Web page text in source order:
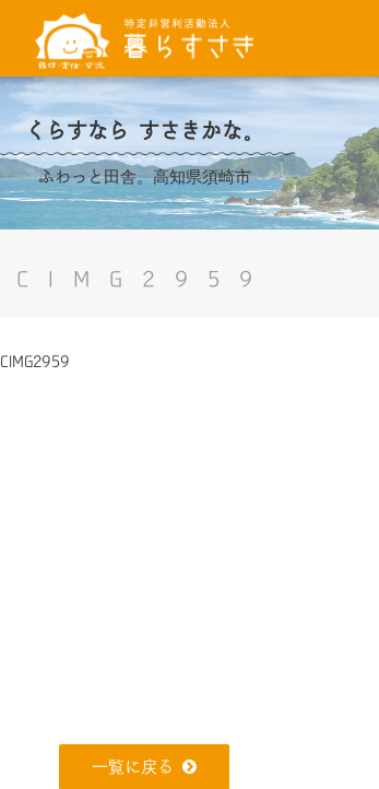
くらすなら すさきかな。
ふわっと田舎。高知県須崎市
CIMG2959
CIMG2959
一覧に戻る